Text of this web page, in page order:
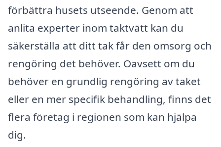
förbättra husets utseende. Genom att
anlita experter inom taktvätt kan du
säkerställa att ditt tak får den omsorg och
rengöring det behöver. Oavsett om du
behöver en grundlig rengöring av taket
eller en mer specifik behandling, finns det
flera företag i regionen som kan hjälpa
dig.